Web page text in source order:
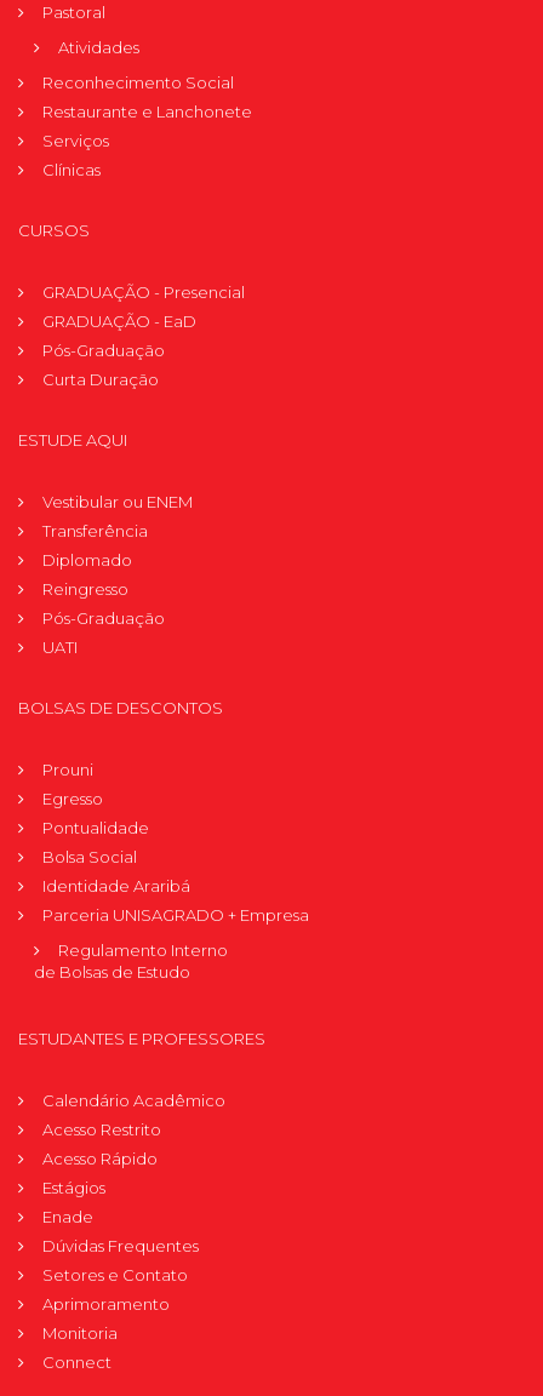
Pastoral
Atividades
Reconhecimento Social
Restaurante e Lanchonete
Serviços
Clínicas
CURSOS
GRADUAÇÃO - Presencial
GRADUAÇÃO - EaD
Pós-Graduação
Curta Duração
ESTUDE AQUI
Vestibular ou ENEM
Transferência
Diplomado
Reingresso
Pós-Graduação
UATI
BOLSAS DE DESCONTOS
Prouni
Egresso
Pontualidade
Bolsa Social
Identidade Araribá
Parceria UNISAGRADO + Empresa
Regulamento Interno
de Bolsas de Estudo
ESTUDANTES E PROFESSORES
Calendário Acadêmico
Acesso Restrito
Acesso Rápido
Estágios
Enade
Dúvidas Frequentes
Setores e Contato
Aprimoramento
Monitoria
Connect